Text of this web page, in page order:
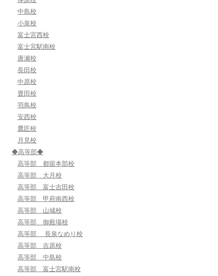
中島校
小泉校
富士宮西校
富士宮駅南校
唐瀬校
長田校
中原校
豊田校
羽鳥校
安西校
鷹匠校
月見校
◆高等部◆
高等部 都留本部校
高等部 大月校
高等部 富士吉田校
高等部 甲府南西校
高等部 山城校
高等部 御殿場校
高等部 長泉なめり校
高等部 吉原校
高等部 中島校
高等部 富士宮駅南校